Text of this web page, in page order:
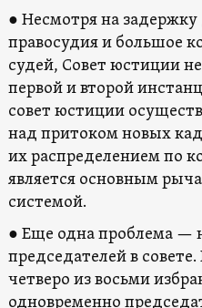
● Несмотря на задержку
правосудия и большое
судей, Совет юстиции
первой и второй
совет юстиции
над притоком новых
их распределением по
является основным
системой.
● Еще одна проблема —
председателей в
четверо из восьми
одновременно